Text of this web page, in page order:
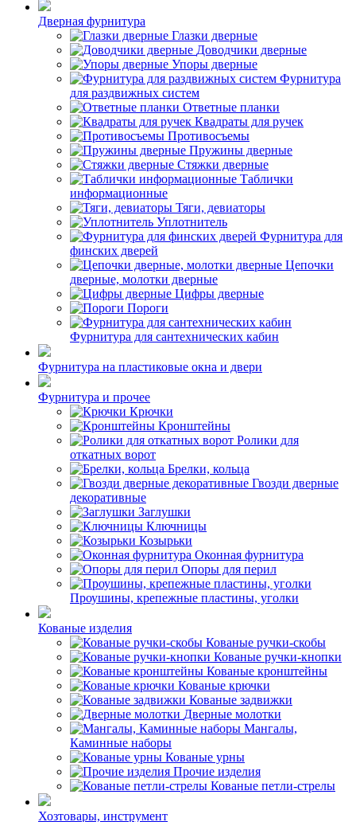
Дверная фурнитура
Глазки дверные
Доводчики дверные
Упоры дверные
Фурнитура
для раздвижных систем
Ответные планки
Квадраты для ручек
Противосъемы
Пружины дверные
Стяжки дверные
Таблички
информационные
Тяги, девиаторы
Уплотнитель
Фурнитура для
финских дверей
Цепочки
дверные, молотки дверные
Цифры дверные
Пороги
Фурнитура для сантехнических кабин
Фурнитура на пластиковые окна и двери
Фурнитура и прочее
Крючки
Кронштейны
Ролики для
откатных ворот
Брелки, кольца
Гвозди дверные
декоративные
Заглушки
Ключницы
Козырьки
Оконная фурнитура
Опоры для перил
Проушины, крепежные пластины, уголки
Кованые изделия
Кованые ручки-скобы
Кованые ручки-кнопки
Кованые кронштейны
Кованые крючки
Кованые задвижки
Дверные молотки
Мангалы,
Каминные наборы
Кованые урны
Прочие изделия
Кованые петли-стрелы
Хозтовары, инструмент